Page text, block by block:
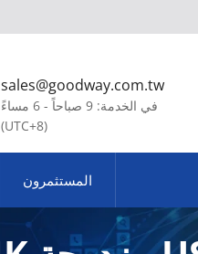
sales@goodway.com.tw
في الخدمة: 9 صباحاً - 6 مساءً
(UTC+8)
المستثمرون